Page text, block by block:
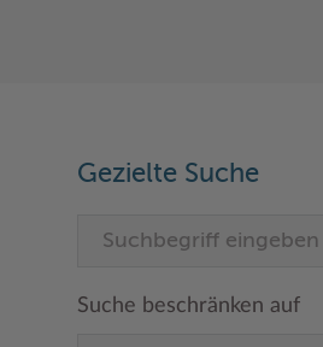
Gezielte Suche
Suche beschränken auf